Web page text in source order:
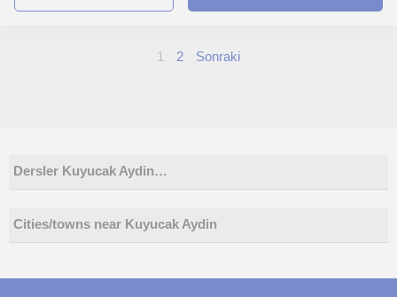
1 2 Sonraki
Dersler Kuyucak Aydin…
Cities/towns near Kuyucak Aydin